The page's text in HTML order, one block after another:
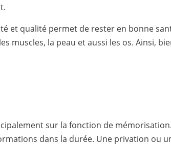
et qualité permet de rester en bonne
muscles, la peau et aussi les os. Ainsi,
sur la fonction de
dans la durée. Une privation ou